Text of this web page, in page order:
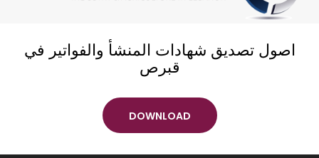
اصول تصديق شهادات المنشأ والفواتير في
قبرص
DOWNLOAD